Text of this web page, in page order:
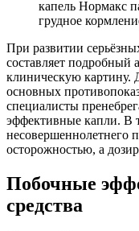
капель Нормакс
грудное
При развитии
составляет подробный
клиническую картину.
основных
специалисты
эффективные капли. В
несовершеннолетнего
осторожностью, а
Побочные
средства